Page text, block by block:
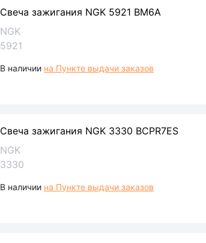
Свеча зажигания NGK 5921 BM6A
NGK
5921
В наличии на Пункте выдачи заказов
Свеча зажигания NGK 3330 BCPR7ES
NGK
3330
В наличии на Пункте выдачи заказов